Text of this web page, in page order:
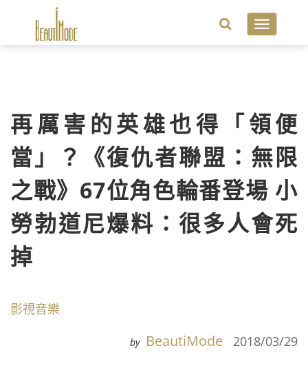
Toggle
再厲害的英雄也得「領便
當」？《復仇者聯盟：無限
之戰》67位角色輪番登場 小
勞勃道尼爆料：很多人會死
掉
影視音樂
by BeautiMode 2018/03/29